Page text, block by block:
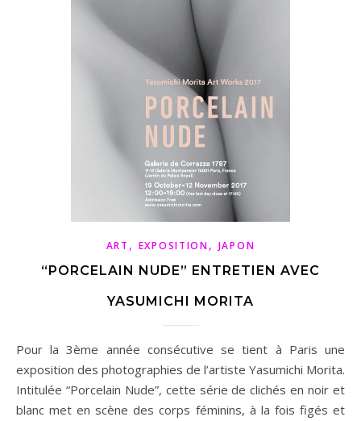
ART , EXPOSITION, JAPON
“PORCELAIN NUDE” ENTRETIEN AVEC
YASUMICHI MORITA
Pour la 3ème année consécutive se tient à Paris une
exposition des photographies de l’artiste Yasumichi Morita.
Intitulée “Porcelain Nude”, cette série de clichés en noir et
blanc met en scène des corps féminins, à la fois figés et